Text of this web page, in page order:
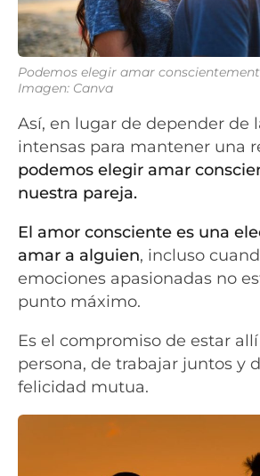
Podemos elegir amar
Imagen: Canva
Así, en lugar de depender de
intensas para mantener una
podemos elegir amar
nuestra pareja.
El amor consciente es una
amar a alguien, incluso
emociones apasionadas no
punto máximo.
Es el compromiso de estar
persona, de trabajar juntos y
felicidad mutua.